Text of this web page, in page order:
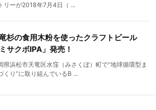
リーが2018年7月4日（ ...
杉の食用木粉を使ったクラフトビール
ミサクボIPA」発売！
県浜松市天竜区水窪（みさくぼ）町で“地球循環型ま
くり”に取り組んでいるB ...